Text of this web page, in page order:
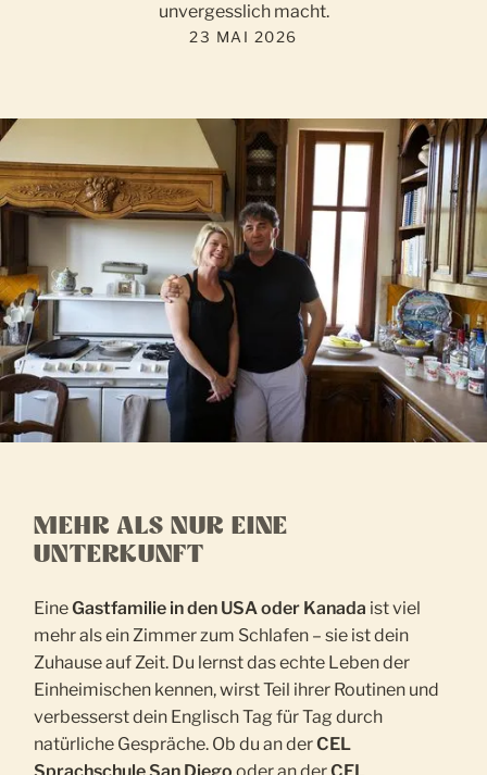
unvergesslich macht.
23 MAI 2026
MEHR ALS NUR EINE
UNTERKUNFT
EineGastfamilie in den USA oder Kanada ist viel
mehr als ein Zimmer zum Schlafen – sie ist dein
Zuhause auf Zeit. Du lernst das echte Leben der
Einheimischen kennen, wirst Teil ihrer Routinen und
verbesserst dein Englisch Tag für Tag durch
natürliche Gespräche. Ob du an derCEL